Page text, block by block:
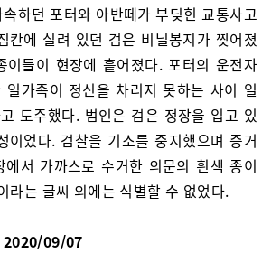
하던 포터와 아반떼가 부딪힌 교통사고
칸에 실려 있던 검은 비닐봉지가 찢어졌
이들이 현장에 흩어졌다. 포터의 운전자
가족이 정신을 차리지 못하는 사이 일
도주했다. 범인은 검은 정장을 입고 있
이었다. 검찰을 기소를 중지했으며 증거
서 가까스로 수거한 의문의 흰색 종이
라는 글씨 외에는 식별할 수 없었다.
09/07